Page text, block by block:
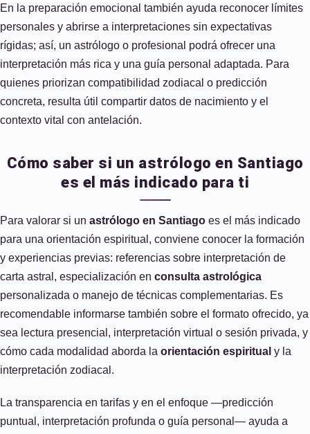
En la preparación emocional también ayuda reconocer límites
personales y abrirse a interpretaciones sin expectativas
rígidas; así, un astrólogo o profesional podrá ofrecer una
interpretación más rica y una guía personal adaptada. Para
quienes priorizan compatibilidad zodiacal o predicción
concreta, resulta útil compartir datos de nacimiento y el
contexto vital con antelación.
Cómo saber si un astrólogo en Santiago
es el más indicado para ti
Para valorar si un astrólogo en Santiago es el más indicado
para una orientación espiritual, conviene conocer la formación
y experiencias previas: referencias sobre interpretación de
carta astral, especialización en consulta astrológica
personalizada o manejo de técnicas complementarias. Es
recomendable informarse también sobre el formato ofrecido, ya
sea lectura presencial, interpretación virtual o sesión privada, y
cómo cada modalidad aborda la orientación espiritual y la
interpretación zodiacal.
La transparencia en tarifas y en el enfoque —predicción
puntual, interpretación profunda o guía personal— ayuda a